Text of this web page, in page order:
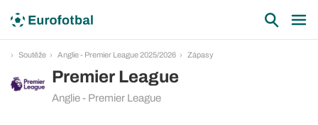
Soutěže Anglie - Premier League 2025/2026 Zápasy
Premier League
Anglie - Premier League